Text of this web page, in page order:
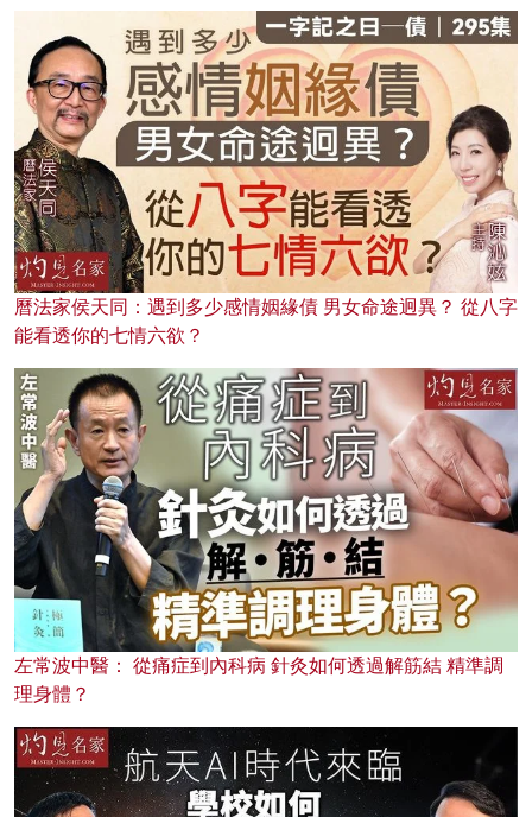
曆法家侯天同：遇到多少感情姻緣債 男女命途迥異？ 從八字
能看透你的七情六欲？
左常波中醫： 從痛症到內科病 針灸如何透過解筋結 精準調
理身體？